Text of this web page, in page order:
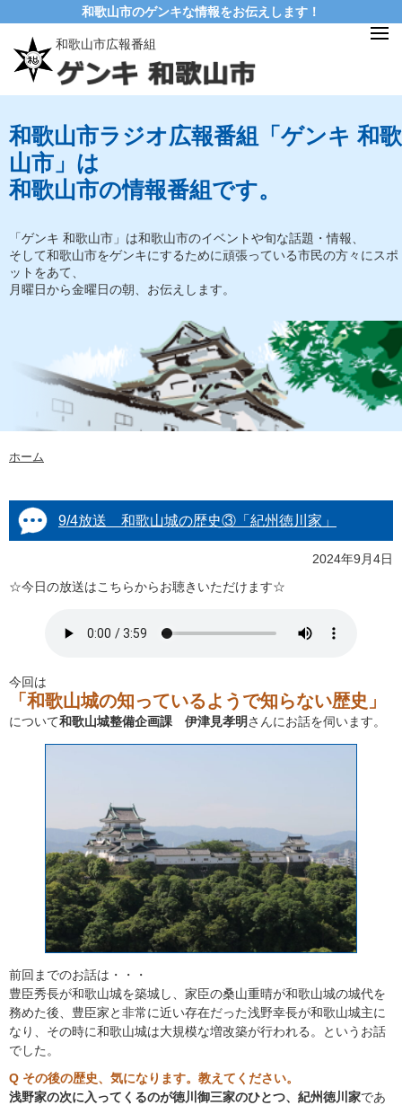
和歌山市のゲンキな情報をお伝えします！
和歌山市広報番組
和歌山市ラジオ広報番組「ゲンキ 和歌
山市」は
和歌山市の情報番組です。
「ゲンキ 和歌山市」は和歌山市のイベントや旬な話題・情報、
そして和歌山市をゲンキにするために頑張っている市民の方々にスポ
ットをあて、
月曜日から金曜日の朝、お伝えします。
ホーム
9/4放送 和歌山城の歴史③「紀州徳川家」
2024年9月4日
☆今日の放送はこちらからお聴きいただけます☆
今回は
「和歌山城の知っているようで知らない歴史」
について和歌山城整備企画課 伊津見孝明さんにお話を伺います。
前回までのお話は・・・
豊臣秀長が和歌山城を築城し、家臣の桑山重晴が和歌山城の城代を
務めた後、豊臣家と非常に近い存在だった浅野幸長が和歌山城主に
なり、その時に和歌山城は大規模な増改築が行われる。というお話
でした。
Q その後の歴史、気になります。教えてください。
浅野家の次に入ってくるのが徳川御三家のひとつ、紀州徳川家であ